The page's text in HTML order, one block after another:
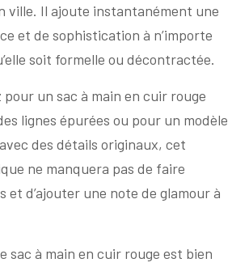
ville. Il ajoute instantanément une
et de sophistication à n’importe
soit formelle ou décontractée.
pour un sac à main en cuir rouge
lignes épurées ou pour un modèle
des détails originaux, cet
ne manquera pas de faire
et d’ajouter une note de glamour à
sac à main en cuir rouge est bien